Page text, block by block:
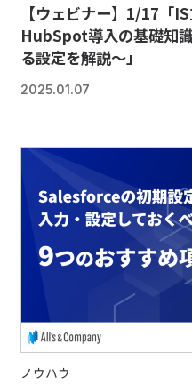
【ウェビナー】1/17「
HubSpot導入の基礎知
る設定を解説～」
2025.01.07
ノウハウ